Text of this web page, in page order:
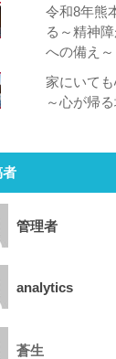
令和8年熊
る～精神
への備え～
家にいて
～心が帰
者
管理者
analytics
蒼生